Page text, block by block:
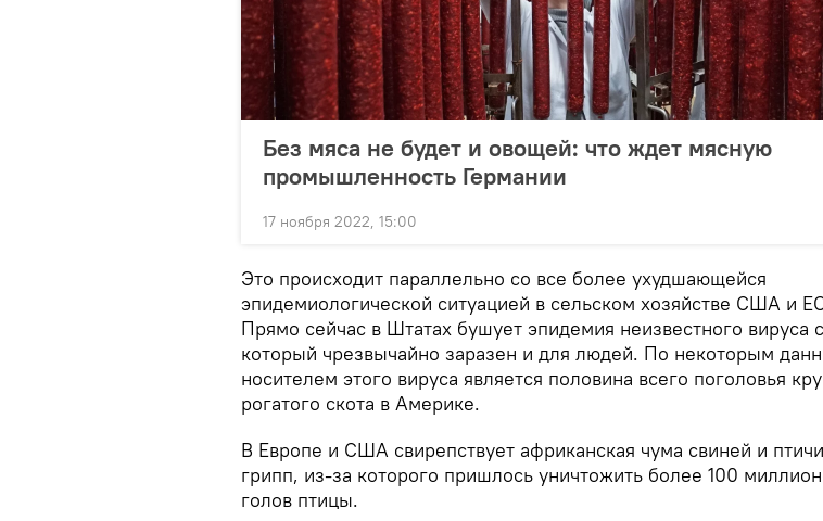
Без мяса не будет и овощей: что ждет мясную
промышленность Германии
17 ноября 2022, 15:00
Это происходит параллельно со все более ухудшающейся
эпидемиологической ситуацией в сельском хозяйстве США и
Прямо сейчас в Штатах бушует эпидемия неизвестного вируса
который чрезвычайно заразен и для людей. По некоторым
носителем этого вируса является половина всего поголовья
рогатого скота в Америке.
В Европе и США свирепствует африканская чума свиней и
грипп, из-за которого пришлось уничтожить более 100
голов птицы.